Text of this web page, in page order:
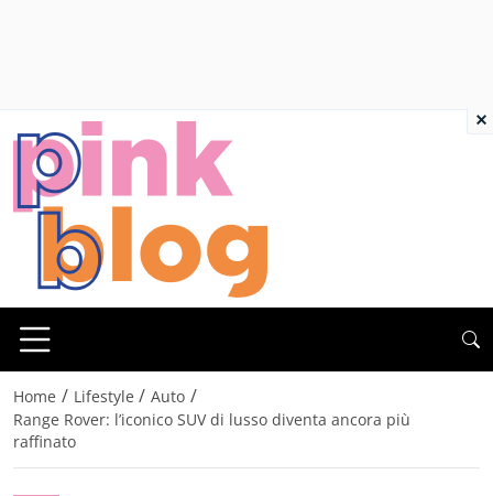
Home / Lifestyle / Auto /
Range Rover: l’iconico SUV di lusso diventa ancora più
raffinato
×